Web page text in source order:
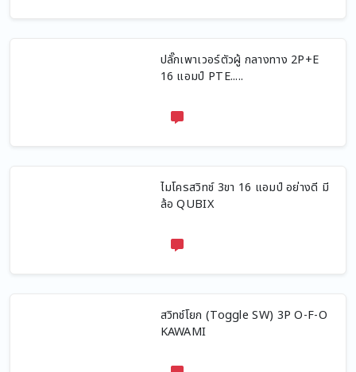
ปลั๊กเพาเวอร์ตัวผู้ กลางทาง 2P+E
16 แอมป์ PTE.....
ไมโครสวิทช์ 3ขา 16 แอมป์ อย่างดี มี
ล้อ QUBIX
สวิทช์โยก (Toggle SW) 3P O-F-O
KAWAMI